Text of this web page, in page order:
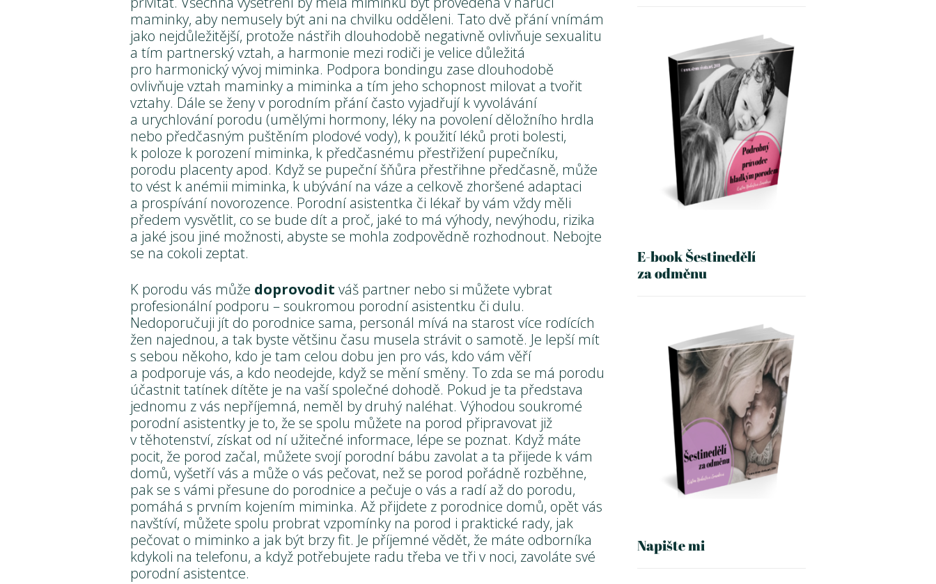
maminky, aby nemusely být ani na chvilku odděleni. Tato dvě přání vnímám
jako nejdůležitější, protože nástřih dlouhodobě negativně ovlivňuje sexualitu
a tím partnerský vztah, a harmonie mezi rodiči je velice důležitá
pro harmonický vývoj miminka. Podpora bondingu zase dlouhodobě
ovlivňuje vztah maminky a miminka a tím jeho schopnost milovat a tvořit
vztahy. Dále se ženy v porodním přání často vyjadřují k vyvolávání
a urychlování porodu (umělými hormony, léky na povolení děložního hrdla
nebo předčasným puštěním plodové vody), k použití léků proti bolesti,
k poloze k porození miminka, k předčasnému přestřižení pupečníku,
porodu placenty apod. Když se pupeční šňůra přestřihne předčasně, může
to vést k anémii miminka, k ubývání na váze a celkově zhoršené adaptaci
a prospívání novorozence. Porodní asistentka či lékař by vám vždy měli
předem vysvětlit, co se bude dít a proč, jaké to má výhody, nevýhodu, rizika
a jaké jsou jiné možnosti, abyste se mohla zodpovědně rozhodnout. Nebojte
se na cokoli zeptat.
K porodu vás může doprovodit váš partner nebo si můžete vybrat
profesionální podporu – soukromou porodní asistentku či dulu.
Nedoporučuji jít do porodnice sama, personál mívá na starost více rodících
žen najednou, a tak byste většinu času musela strávit o samotě. Je lepší mít
s sebou někoho, kdo je tam celou dobu jen pro vás, kdo vám věří
a podporuje vás, a kdo neodejde, když se mění směny. To zda se má porodu
účastnit tatínek dítěte je na vaší společné dohodě. Pokud je ta představa
jednomu z vás nepříjemná, neměl by druhý naléhat. Výhodou soukromé
porodní asistentky je to, že se spolu můžete na porod připravovat již
v těhotenství, získat od ní užitečné informace, lépe se poznat. Když máte
pocit, že porod začal, můžete svojí porodní bábu zavolat a ta přijede k vám
domů, vyšetří vás a může o vás pečovat, než se porod pořádně rozběhne,
pak se s vámi přesune do porodnice a pečuje o vás a radí až do porodu,
pomáhá s prvním kojením miminka. Až přijdete z porodnice domů, opět vás
navštíví, můžete spolu probrat vzpomínky na porod i praktické rady, jak
pečovat o miminko a jak být brzy fit. Je příjemné vědět, že máte odborníka
kdykoli na telefonu, a když potřebujete radu třeba ve tři v noci, zavoláte své
porodní asistentce.
E-book Šestinedělí
za odměnu
Napište mi